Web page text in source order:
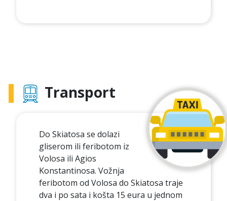
Transport
Do Skiatosa se dolazi
gliserom ili feribotom iz
Volosa ili Agios
Konstantinosa. Vožnja
feribotom od Volosa do Skiatosa traje
dva i po sata i košta 15 eura u jednom